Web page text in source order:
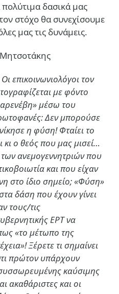
δασικά μας
στόχο θα συνεχίσουμε
μας τις δυνάμεις.
επικοινωνιολόγοι τον
με φόντο
μέσω του
Δεν μπορούσε
η φύση! Φταίει το
κι ο θεός που μας μισεί…
ανεμογεννητριών που
και που είχαν
στο ίδιο σημείο; «Φύση»
δάση που έχουν γίνει
τους/τις
ΕΡΤ να
«το μέτωπο της
Ξέρετε τι σημαίνει
πρώτον υπάρχουν
καύσιμης
ακαθάριστες και οι